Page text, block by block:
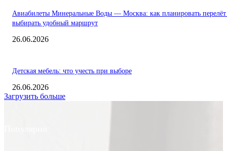
Авиабилеты Минеральные Воды — Москва: как планировать
выбирать удобный маршрут
26.06.2026
Детская мебель: что учесть при выборе
26.06.2026
Загрузить больше